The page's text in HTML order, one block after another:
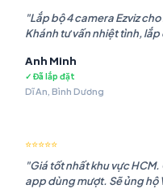
"Lắp bộ 4 camera Ezviz
Khánh tư vấn nhiệt tình,
Anh Minh
✓ Đã lắp đặt
Dĩ An, Bình Dương
⭐⭐⭐⭐⭐
"Giá tốt nhất khu vực
app dùng mượt. Sẽ ủng hộ